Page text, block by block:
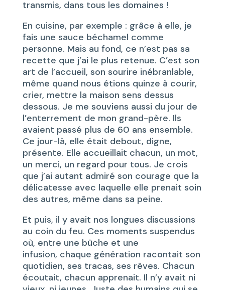
transmis, dans tous les domaines !
En cuisine, par exemple : grâce à elle, je
fais une sauce béchamel comme
personne. Mais au fond, ce n’est pas sa
recette que j’ai le plus retenue. C’est son
art de l’accueil, son sourire inébranlable,
même quand nous étions quinze à courir,
crier, mettre la maison sens dessus
dessous. Je me souviens aussi du jour de
l’enterrement de mon grand-père. Ils
avaient passé plus de 60 ans ensemble.
Ce jour-là, elle était debout, digne,
présente. Elle accueillait chacun, un mot,
un merci, un regard pour tous. Je crois
que j’ai autant admiré son courage que la
délicatesse avec laquelle elle prenait soin
des autres, même dans sa peine.
Et puis, il y avait nos longues discussions
au coin du feu. Ces moments suspendus
où, entre une bûche et une
infusion, chaque génération racontait son
quotidien, ses tracas, ses rêves. Chacun
écoutait, chacun apprenait. Il n’y avait ni